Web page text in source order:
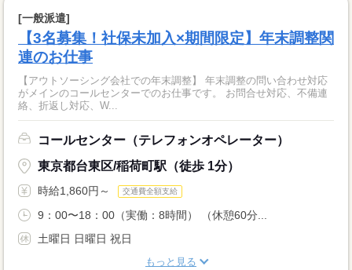
[一般派遣]
【3名募集！社保未加入×期間限定】年末調整関
連のお仕事
【アウトソーシング会社での年末調整】 年末調整の問い合わせ対応
がメインのコールセンターでのお仕事です。 お問合せ対応、不備連
絡、折返し対応、W...
コールセンター（テレフォンオペレーター）
東京都台東区/稲荷町駅（徒歩 1分）
時給1,860円～ 交通費全額支給
9：00〜18：00（実働：8時間） （休憩60分...
土曜日 日曜日 祝日
もっと見る